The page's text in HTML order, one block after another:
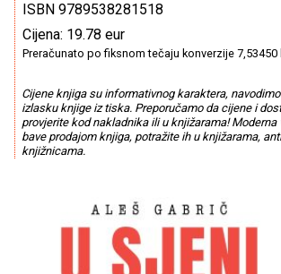
ISBN 9789538281518
Cijena: 19.78 eur
Preračunato po fiksnom tečaju konverzije 7,53450
Cijene knjiga su informativnog karaktera,
izlasku knjige iz tiska. Preporučamo da cijene i
provjerite kod nakladnika ili u knjižarama! Moderna
bave prodajom knjiga, potražite ih u knjižarama,
knjižnicama.